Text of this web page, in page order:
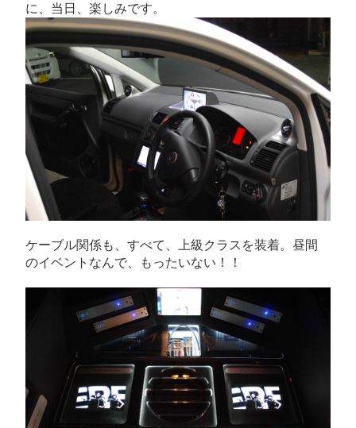
に、当日、楽しみです。
ケーブル関係も、すべて、上級クラスを装着。昼間
のイベントなんで、もったいない！！